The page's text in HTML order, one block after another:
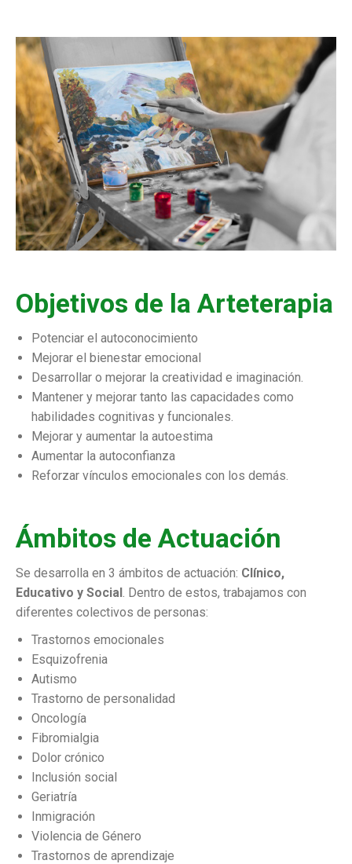
Objetivos de la Arteterapia
Potenciar el autoconocimiento
Mejorar el bienestar emocional
Desarrollar o mejorar la creatividad e imaginación.
Mantener y mejorar tanto las capacidades como
habilidades cognitivas y funcionales.
Mejorar y aumentar la autoestima
Aumentar la autoconfianza
Reforzar vínculos emocionales con los demás.
Ámbitos de Actuación
Se desarrolla en 3 ámbitos de actuación: Clínico,
Educativo y Social . Dentro de estos, trabajamos con
diferentes colectivos de personas:
Trastornos emocionales
Esquizofrenia
Autismo
Trastorno de personalidad
Oncología
Fibromialgia
Dolor crónico
Inclusión social
Geriatría
Inmigración
Violencia de Género
Trastornos de aprendizaje